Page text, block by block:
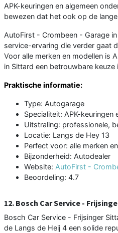
APK-keuringen en algemeen
bewezen dat het ook op de
AutoFirst - Crombeen - Garage
service-ervaring die verder gaat
Voor alle merken en modellen is
in Sittard een betrouwbare keuze
Praktische informatie:
Type: Autogarage
Specialiteit: APK-keuringen
Uitstraling: professionele,
Locatie: Langs de Hey 13
Perfect voor: alle merken
Bijzonderheid: Autodealer
Website: AutoFirst -
Beoordeling: 4.7
12. Bosch Car Service -
Bosch Car Service - Frijsinger
de Langs de Heij 4 een solide